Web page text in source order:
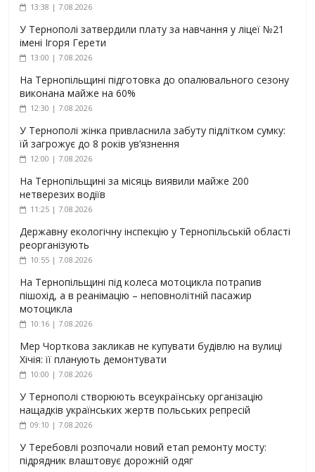
13:38 | 7.08.2026
У Тернополі затвердили плату за навчання у ліцеї №21
імені Ігоря Герети
13:00 | 7.08.2026
На Тернопільщині підготовка до опалювального сезону
виконана майже на 60%
12:30 | 7.08.2026
У Тернополі жінка привласнила забуту підлітком сумку:
їй загрожує до 8 років ув’язнення
12:00 | 7.08.2026
На Тернопільщині за місяць виявили майже 200
нетверезих водіїв
11:25 | 7.08.2026
Державну екологічну інспекцію у Тернопільській області
реорганізують
10:55 | 7.08.2026
На Тернопільщині під колеса мотоцикла потрапив
пішохід, а в реанімацію – неповнолітній пасажир
мотоцикла
10:16 | 7.08.2026
Мер Чорткова закликав не купувати будівлю на вулиці
Хічія: її планують демонтувати
10:00 | 7.08.2026
У Тернополі створюють всеукраїнську організацію
нащадків українських жертв польських репресій
09:10 | 7.08.2026
У Теребовлі розпочали новий етап ремонту мосту:
підрядник влаштовує дорожній одяг